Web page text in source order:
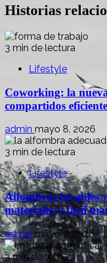
Historias
3 min de lectura
Lifestyle
Coworking: la
compartidos
admin mayo 8, 2026
3 min de lectura
Lifestyle
Alfombras lavables
materiales y fácil
adminmayo 7, 2026
3 min de lectura